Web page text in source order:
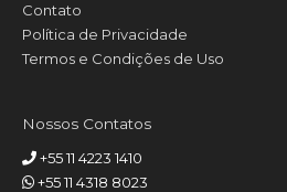
Contato
Política de Privacidade
Termos e Condições de Uso
Nossos Contatos
+55 11 4223 1410
+55 11 4318 8023